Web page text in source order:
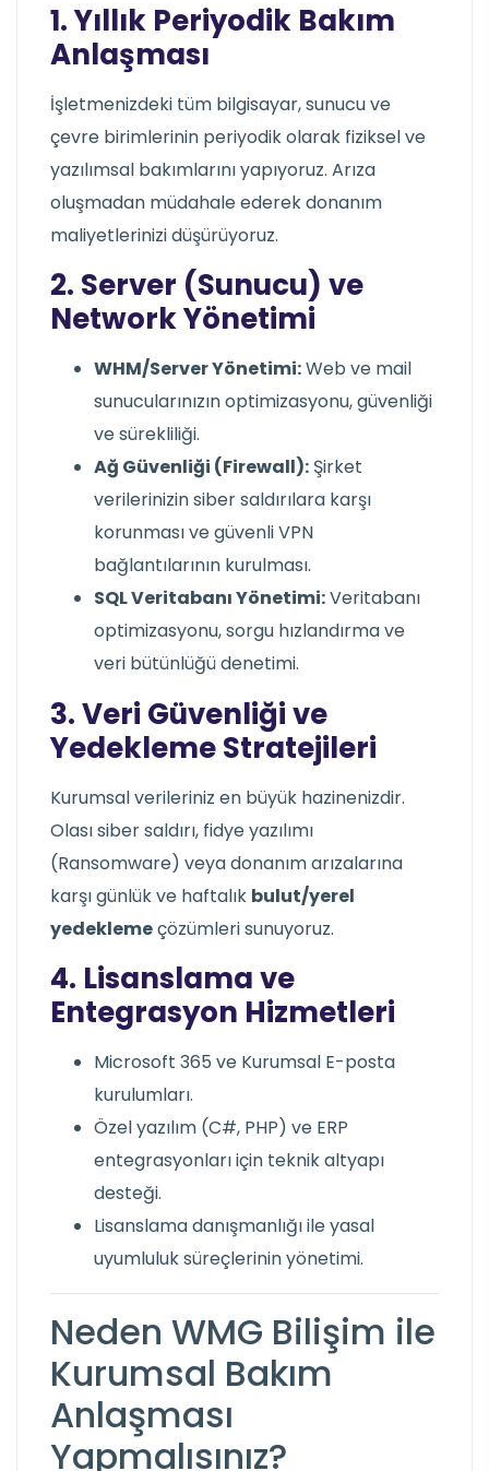
1. Yıllık Periyodik Bakım
Anlaşması
İşletmenizdeki tüm bilgisayar, sunucu ve
çevre birimlerinin periyodik olarak fiziksel ve
yazılımsal bakımlarını yapıyoruz. Arıza
oluşmadan müdahale ederek donanım
maliyetlerinizi düşürüyoruz.
2. Server (Sunucu) ve
Network Yönetimi
WHM/Server Yönetimi:Web ve mail
sunucularınızın optimizasyonu, güvenliği
ve sürekliliği.
Ağ Güvenliği (Firewall): Şirket
verilerinizin siber saldırılara karşı
korunması ve güvenli VPN
bağlantılarının kurulması.
SQL Veritabanı Yönetimi:Veritabanı
optimizasyonu, sorgu hızlandırma ve
veri bütünlüğü denetimi.
3. Veri Güvenliği ve
Yedekleme Stratejileri
Kurumsal verileriniz en büyük hazinenizdir.
Olası siber saldırı, fidye yazılımı
(Ransomware) veya donanım arızalarına
karşı günlük ve haftalık bulut/yerel
yedeklemeçözümleri sunuyoruz.
4. Lisanslama ve
Entegrasyon Hizmetleri
Microsoft 365 ve Kurumsal E-posta
kurulumları.
Özel yazılım (C#, PHP) ve ERP
entegrasyonları için teknik altyapı
desteği.
Lisanslama danışmanlığı ile yasal
uyumluluk süreçlerinin yönetimi.
Neden WMG Bilişim ile
Kurumsal Bakım
Anlaşması
Yapmalısınız?